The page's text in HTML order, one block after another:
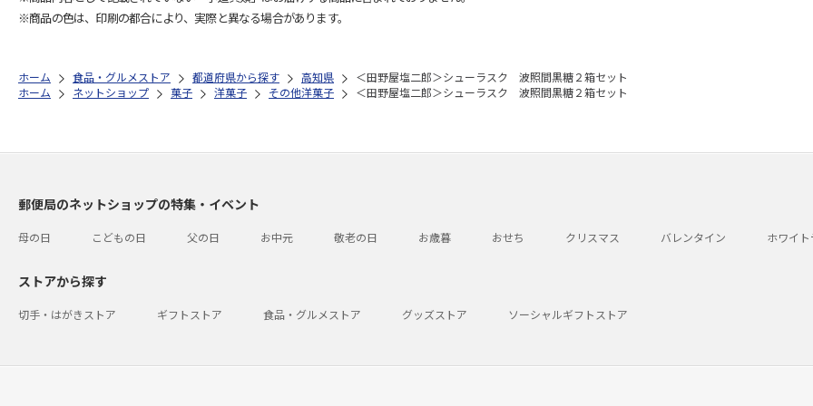
※商品の色は、印刷の都合により、実際と異なる場合があります。
ホーム 食品・グルメストア 都道府県から探す 高知県
＜田野屋塩二郎＞シューラスク 波照間黒糖２箱セット
ホーム
ネットショップ 菓子 洋菓子 その他洋菓子 ＜田野屋塩二郎＞シューラスク 波照間黒糖２箱セット
郵便局のネットショップの特集・イベント
母の日 こどもの日 父の日 お中元 敬老の日 お歳暮 おせち クリスマス バレンタイン ホワイ
ストアから探す
切手・はがきストア ギフトストア 食品・グルメストア グッズストア ソーシャルギフトストア